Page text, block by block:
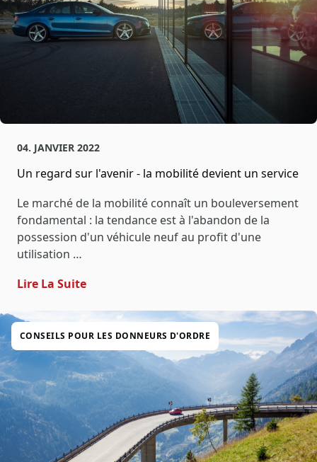
04. JANVIER 2022
Un regard sur l'avenir - la mobilité devient un service
Le marché de la mobilité connaît un bouleversement
fondamental : la tendance est à l'abandon de la
possession d'un véhicule neuf au profit d'une
utilisation …
Lire La Suite- Un Regard Sur L'avenir - La Mobilité
CONSEILS POUR LES DONNEURS D'ORDRE